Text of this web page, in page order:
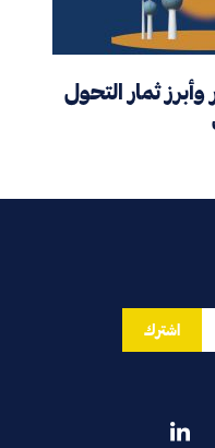
ثمار التحول
اشترك